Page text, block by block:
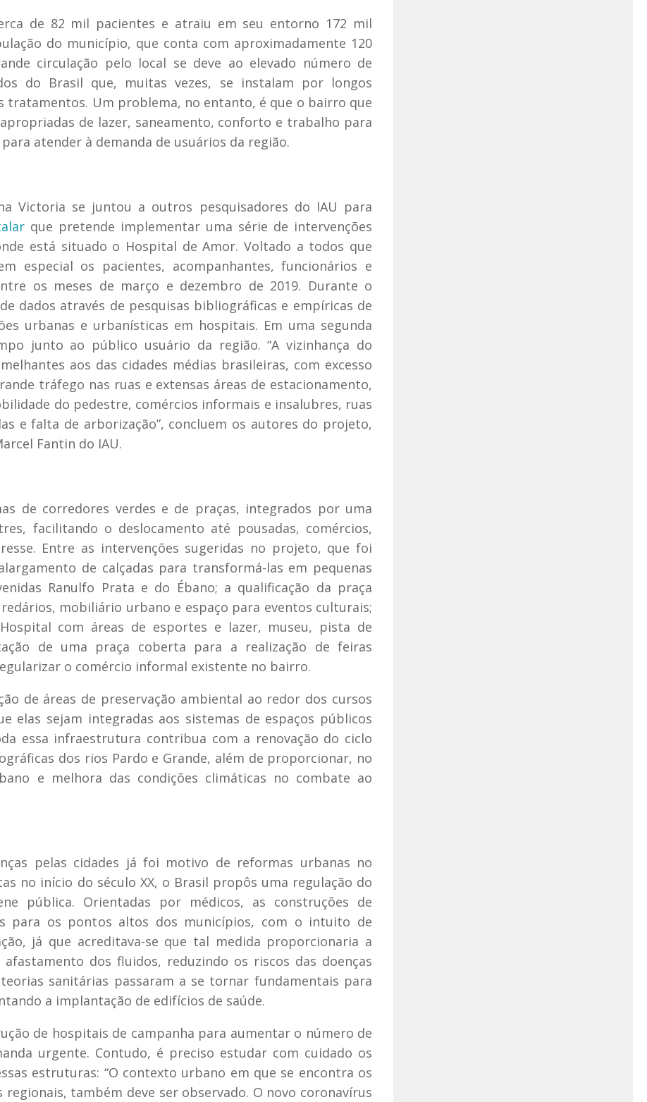
de 82 mil pacientes e atraiu em seu entorno 172 mil
do município, que conta com aproximadamente 120
circulação pelo local se deve ao elevado número de
do Brasil que, muitas vezes, se instalam por longos
tratamentos. Um problema, no entanto, é que o bairro que
de lazer, saneamento, conforto e trabalho para
atender à demanda de usuários da região.
Victoria se juntou a outros pesquisadores do IAU para
que pretende implementar uma série de intervenções
está situado o Hospital de Amor. Voltado a todos que
especial os pacientes, acompanhantes, funcionários e
os meses de março e dezembro de 2019. Durante o
dados através de pesquisas bibliográficas e empíricas de
urbanas e urbanísticas em hospitais. Em uma segunda
junto ao público usuário da região. “A vizinhança do
aos das cidades médias brasileiras, com excesso
tráfego nas ruas e extensas áreas de estacionamento,
do pedestre, comércios informais e insalubres, ruas
e falta de arborização”, concluem os autores do projeto,
Fantin do IAU.
de corredores verdes e de praças, integrados por uma
facilitando o deslocamento até pousadas, comércios,
Entre as intervenções sugeridas no projeto, que foi
de calçadas para transformá-las em pequenas
Ranulfo Prata e do Ébano; a qualificação da praça
mobiliário urbano e espaço para eventos culturais;
com áreas de esportes e lazer, museu, pista de
de uma praça coberta para a realização de feiras
o comércio informal existente no bairro.
de áreas de preservação ambiental ao redor dos cursos
elas sejam integradas aos sistemas de espaços públicos
essa infraestrutura contribua com a renovação do ciclo
dos rios Pardo e Grande, além de proporcionar, no
e melhora das condições climáticas no combate ao
pelas cidades já foi motivo de reformas urbanas no
no início do século XX, o Brasil propôs uma regulação do
pública. Orientadas por médicos, as construções de
para os pontos altos dos municípios, com o intuito de
já que acreditava-se que tal medida proporcionaria a
dos fluidos, reduzindo os riscos das doenças
sanitárias passaram a se tornar fundamentais para
a implantação de edifícios de saúde.
de hospitais de campanha para aumentar o número de
urgente. Contudo, é preciso estudar com cuidado os
estruturas: “O contexto urbano em que se encontra os
também deve ser observado. O novo coronavírus